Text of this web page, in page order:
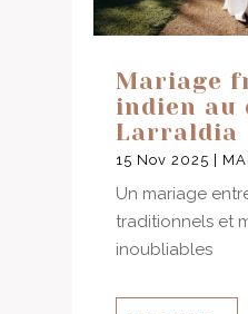
Mariage
indien au
Larraldia
15 Nov 2025
Un mariage
traditionnels et
inoubliables